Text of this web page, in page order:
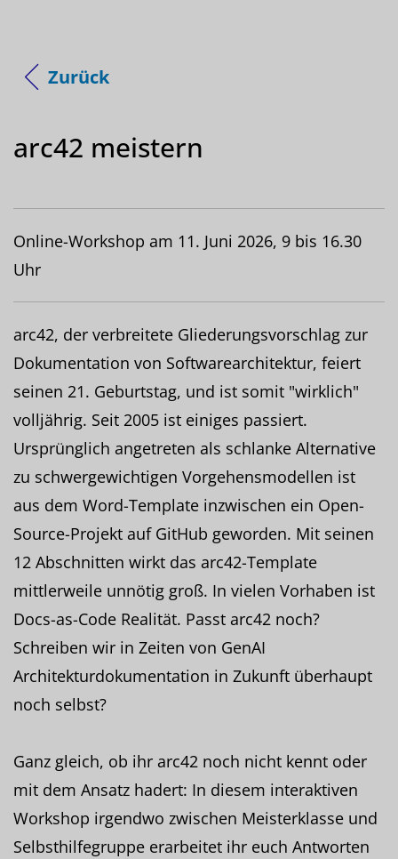
Zurück
arc42 meistern
Online-Workshop am 11. Juni 2026, 9 bis 16.30
Uhr
arc42, der verbreitete Gliederungsvorschlag zur
Dokumentation von Softwarearchitektur, feiert
seinen 21. Geburtstag, und ist somit "wirklich"
volljährig. Seit 2005 ist einiges passiert.
Ursprünglich angetreten als schlanke Alternative
zu schwergewichtigen Vorgehensmodellen ist
aus dem Word-Template inzwischen ein Open-
Source-Projekt auf GitHub geworden. Mit seinen
12 Abschnitten wirkt das arc42-Template
mittlerweile unnötig groß. In vielen Vorhaben ist
Docs-as-Code Realität. Passt arc42 noch?
Schreiben wir in Zeiten von GenAI
Architekturdokumentation in Zukunft überhaupt
noch selbst?
Ganz gleich, ob ihr arc42 noch nicht kennt oder
mit dem Ansatz hadert: In diesem interaktiven
Workshop irgendwo zwischen Meisterklasse und
Selbsthilfegruppe erarbeitet ihr euch Antworten